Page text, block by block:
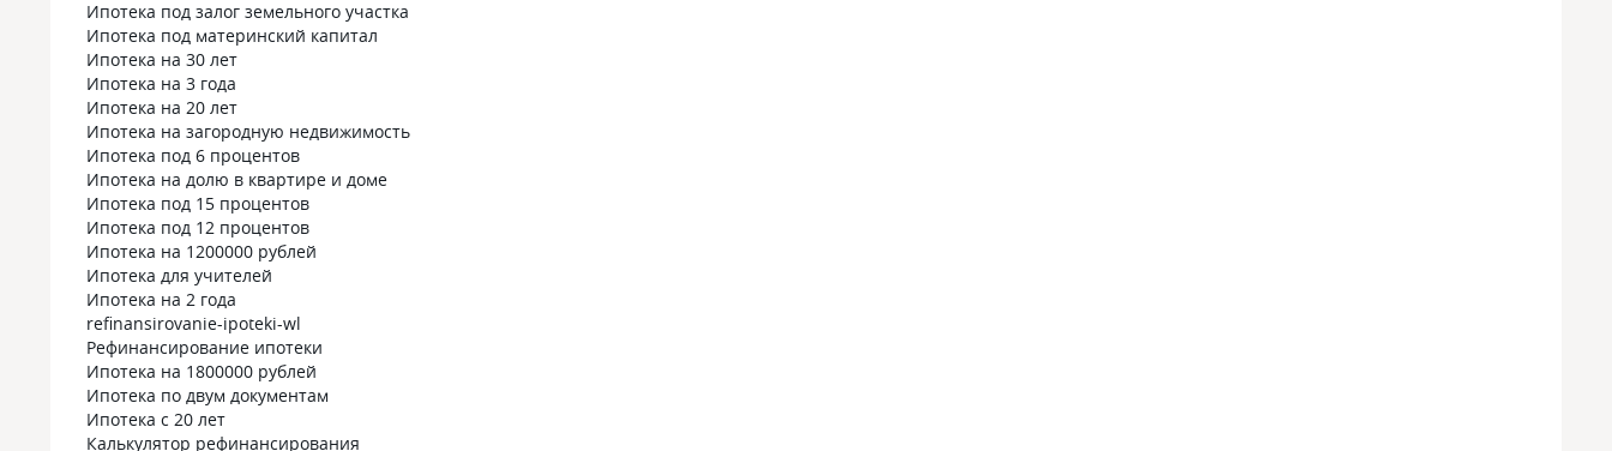
Ипотека под залог земельного участка
Ипотека под материнский капитал
Ипотека на 30 лет
Ипотека на 3 года
Ипотека на 20 лет
Ипотека на загородную недвижимость
Ипотека под 6 процентов
Ипотека на долю в квартире и доме
Ипотека под 15 процентов
Ипотека под 12 процентов
Ипотека на 1200000 рублей
Ипотека для учителей
Ипотека на 2 года
refinansirovanie-ipoteki-wl
Рефинансирование ипотеки
Ипотека на 1800000 рублей
Ипотека по двум документам
Ипотека с 20 лет
Калькулятор рефинансирования